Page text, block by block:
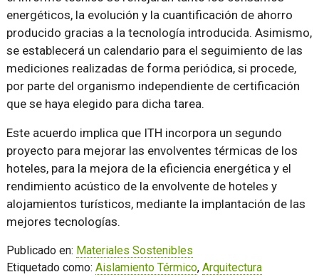
energéticos, la evolución y la cuantificación de ahorro
producido gracias a la tecnología introducida. Asimismo,
se establecerá un calendario para el seguimiento de las
mediciones realizadas de forma periódica, si procede,
por parte del organismo independiente de certificación
que se haya elegido para dicha tarea.
Este acuerdo implica que ITH incorpora un segundo
proyecto para mejorar las envolventes térmicas de los
hoteles, para la mejora de la eficiencia energética y el
rendimiento acústico de la envolvente de hoteles y
alojamientos turísticos, mediante la implantación de las
mejores tecnologías.
Publicado en: Materiales Sostenibles
Etiquetado como: Aislamiento Térmico, Arquitectura